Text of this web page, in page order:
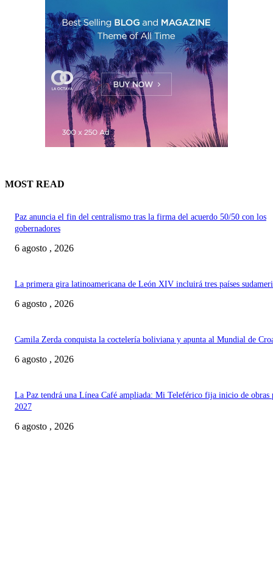
MOST READ
Paz anuncia el fin del centralismo tras la firma del acuerdo 50/50 con los
gobernadores
6 agosto , 2026
La primera gira latinoamericana de León XIV incluirá tres países
6 agosto , 2026
Camila Zerda conquista la coctelería boliviana y apunta al Mundial de
6 agosto , 2026
La Paz tendrá una Línea Café ampliada: Mi Teleférico fija inicio de obras
2027
6 agosto , 2026